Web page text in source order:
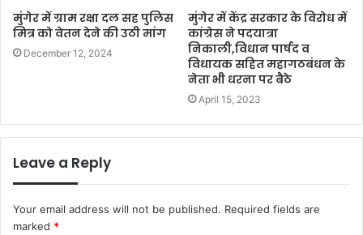
मुंगेर में ग्राम रक्षा दल सह पुलिस
मित्र को वेतन देने की उठी मांग
December 12, 2024
मुंगेर में केंद्र सरकार के विरोध में
कांग्रेस ने पदयात्रा
निकाली,विधान पार्षद व
विधायक सहित महागठबंधन के
नेता भी धरना पर बैठे
April 15, 2023
Leave a Reply
Your email address will not be published. Required fields are
marked *